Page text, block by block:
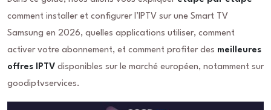
comment installer et configurer l’IPTV sur une Smart TV
Samsung en 2026, quelles applications utiliser, comment
activer votre abonnement, et comment profiter des meilleures
offres IPTV disponibles sur le marché européen, notamment sur
goodiptvservices.